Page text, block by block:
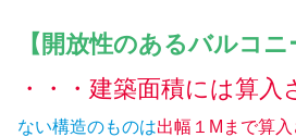
【開放性のあるバルコニ
・・・建築面積には算入
ない構造のものは出幅１Mまで算